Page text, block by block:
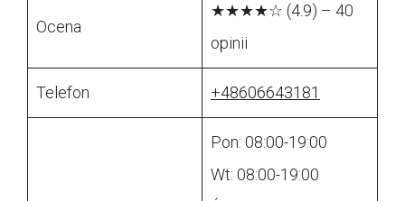
Ocena
★★★★☆ (4.9) – 40
opinii
Telefon +48606643181
Pon: 08:00-19:00
Wt: 08:00-19:00